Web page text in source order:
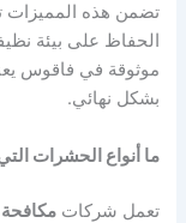
تضمن هذه المميزات
الحفاظ على بيئة
موثوقة في فاقوس
بشكل نهائي.
ما أنواع الحشرات
تعمل شركات